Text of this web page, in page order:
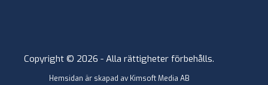
Copyright © 2026 - Alla rättigheter förbehålls.
Hemsidan är skapad av Kimsoft Media AB